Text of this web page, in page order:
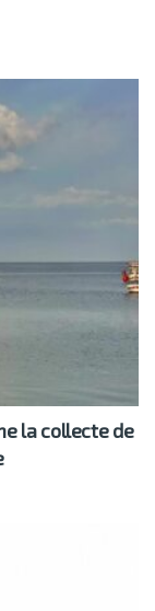
la collecte de